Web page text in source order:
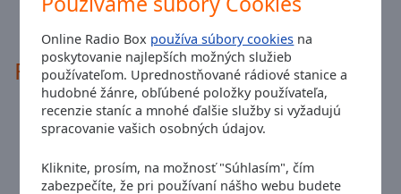
Online Radio Box používa súbory cookies na
poskytovanie najlepších možných služieb
používateľom. Uprednostňované rádiové stanice a
hudobné žánre, obľúbené položky používateľa,
recenzie staníc a mnohé ďalšie služby si vyžadujú
spracovanie vašich osobných údajov.
Kliknite, prosím, na možnosť "Súhlasím", čím
zabezpečíte, že pri používaní nášho webu budete
End
window.
Trebišov
Rádiové kontakty
Adresa:
Floriánska 17, 040 01 Košice
Telefóne:
+421 55 729 59 59
Webové stránky:
www.radiokosice.sk
Email:
studio@radiokosice.sk